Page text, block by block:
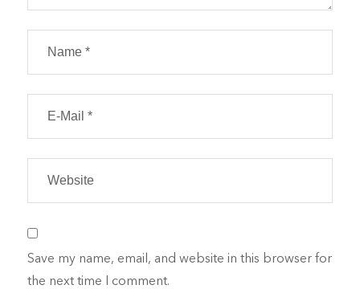
Save my name, email, and website in this browser for
the next time I comment.